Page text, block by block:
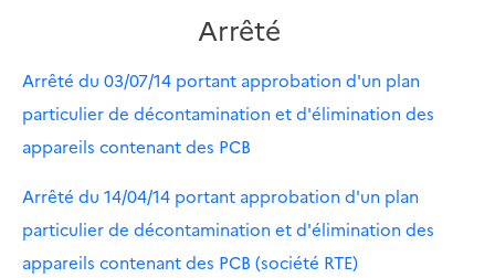
Arrêté
Arrêté du 03/07/14 portant approbation d'un plan
particulier de décontamination et d'élimination des
appareils contenant des PCB
Arrêté du 14/04/14 portant approbation d'un plan
particulier de décontamination et d'élimination des
appareils contenant des PCB (société RTE)